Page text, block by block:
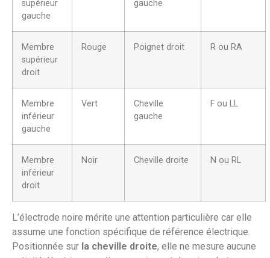
supérieur
gauche
gauche
Membre
supérieur
droit
Rouge Poignet droit R ou RA
Membre
inférieur
gauche
Vert
Cheville
gauche
F ou LL
Membre
inférieur
droit
Noir Cheville droite N ou RL
L’électrode noire mérite une attention particulière car elle
assume une fonction spécifique de référence électrique.
Positionnée sur la cheville droite, elle ne mesure aucune